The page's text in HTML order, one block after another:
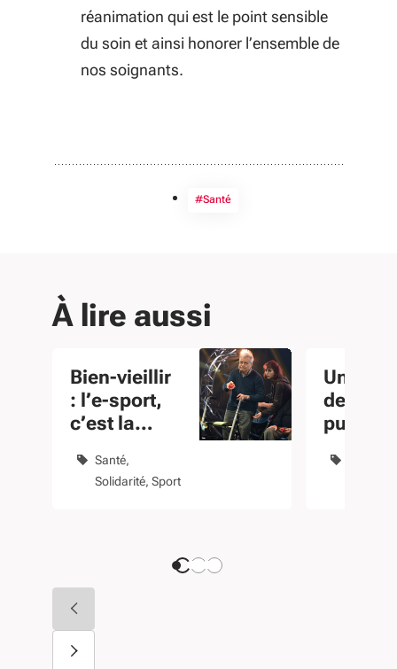
réanimation qui est le point sensible
du soin et ainsi honorer l’ensemble de
nos soignants.
#Santé
À lire aussi
Bien-vieillir
: l’e-sport,
c’est la
Santé
Solidarité Sport
Une
de
public